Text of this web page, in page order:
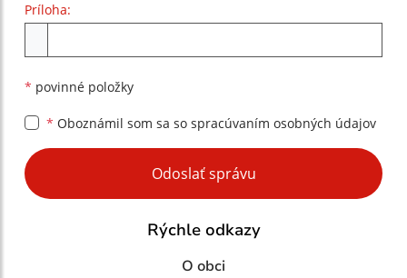
Príloha:
* povinné položky
* Oboznámil som sa so spracúvaním osobných údajov
Google reCaptcha Response
Odoslať správu
Rýchle odkazy
O obci